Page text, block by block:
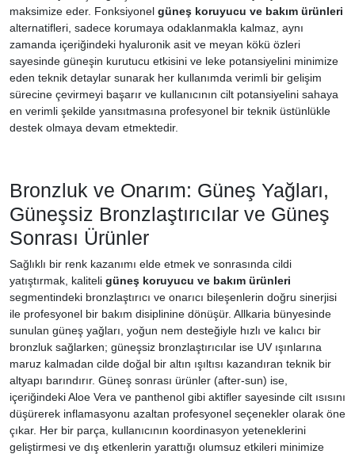
maksimize eder. Fonksiyonel güneş koruyucu ve bakım ürünleri
alternatifleri, sadece korumaya odaklanmakla kalmaz, aynı
zamanda içeriğindeki hyaluronik asit ve meyan kökü özleri
sayesinde güneşin kurutucu etkisini ve leke potansiyelini minimize
eden teknik detaylar sunarak her kullanımda verimli bir gelişim
sürecine çevirmeyi başarır ve kullanıcının cilt potansiyelini sahaya
en verimli şekilde yansıtmasına profesyonel bir teknik üstünlükle
destek olmaya devam etmektedir.
Bronzluk ve Onarım: Güneş Yağları,
Güneşsiz Bronzlaştırıcılar ve Güneş
Sonrası Ürünler
Sağlıklı bir renk kazanımı elde etmek ve sonrasında cildi
yatıştırmak, kaliteli güneş koruyucu ve bakım ürünleri
segmentindeki bronzlaştırıcı ve onarıcı bileşenlerin doğru sinerjisi
ile profesyonel bir bakım disiplinine dönüşür. Allkaria bünyesinde
sunulan güneş yağları, yoğun nem desteğiyle hızlı ve kalıcı bir
bronzluk sağlarken; güneşsiz bronzlaştırıcılar ise UV ışınlarına
maruz kalmadan cilde doğal bir altın ışıltısı kazandıran teknik bir
altyapı barındırır. Güneş sonrası ürünler (after-sun) ise,
içeriğindeki Aloe Vera ve panthenol gibi aktifler sayesinde cilt ısısını
düşürerek inflamasyonu azaltan profesyonel seçenekler olarak öne
çıkar. Her bir parça, kullanıcının koordinasyon yeteneklerini
geliştirmesi ve dış etkenlerin yarattığı olumsuz etkileri minimize